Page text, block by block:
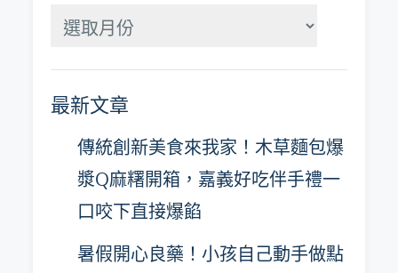
分
整
最新文章
傳統創新美食來我家！木草麵包爆
漿Q麻糬開箱，嘉義好吃伴手禮一
口咬下直接爆餡
暑假開心良藥！小孩自己動手做點